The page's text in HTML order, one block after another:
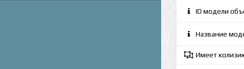
ID модели
Название
Имеет